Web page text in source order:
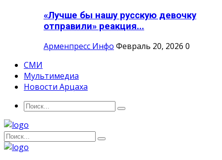
«Лучше бы нашу русскую девочку
отправили» реакция...
Арменпресс Инфо Февраль 20, 2026 0
СМИ
Мультимедиа
Новости Арцаха